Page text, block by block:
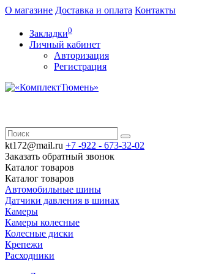
О магазине Доставка и оплата Контакты
Закладки0
Личный кабинет
Авторизация
Регистрация
kt172@mail.ru +7 -922 - 673-32-02
Заказать обратный звонок
Каталог товаров
Каталог товаров
Автомобильные шины
Датчики давления в шинах
Камеры
Камеры колесные
Колесные диски
Крепежи
Расходники